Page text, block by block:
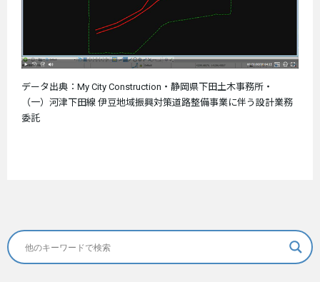
データ出典：My City Construction・静岡県下田土木事務所・
（一）河津下田線 伊豆地域振興対策道路整備事業に伴う設計業務
委託